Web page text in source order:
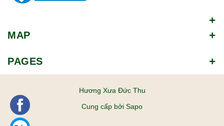
MAP
PAGES
Hương Xưa Đức Thu
Cung cấp bởi Sapo